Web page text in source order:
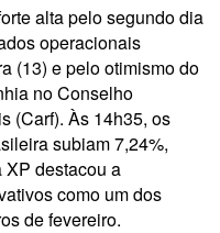
alta pelo segundo dia
operacionais
(13) e pelo otimismo do
no Conselho
(Carf). Às 14h35, os
subiam 7,24%,
XP destacou a
como um dos
de fevereiro.